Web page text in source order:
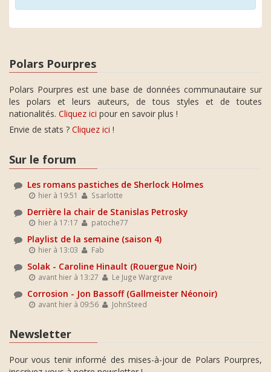
Polars Pourpres
Polars Pourpres est une base de données communautaire sur
les polars et leurs auteurs, de tous styles et de toutes
nationalités. Cliquez ici pour en savoir plus !
Envie de stats ? Cliquez ici !
Sur le forum
Les romans pastiches de Sherlock Holmes
hier à 19:51 Ssarlotte
Derrière la chair de Stanislas Petrosky
hier à 17:17 patoche77
Playlist de la semaine (saison 4)
hier à 13:03 Fab
Solak - Caroline Hinault (Rouergue Noir)
avant hier à 13:27 Le Juge Wargrave
Corrosion - Jon Bassoff (Gallmeister Néonoir)
avant hier à 09:56 JohnSteed
Newsletter
Pour vous tenir informé des mises-à-jour de Polars Pourpres,